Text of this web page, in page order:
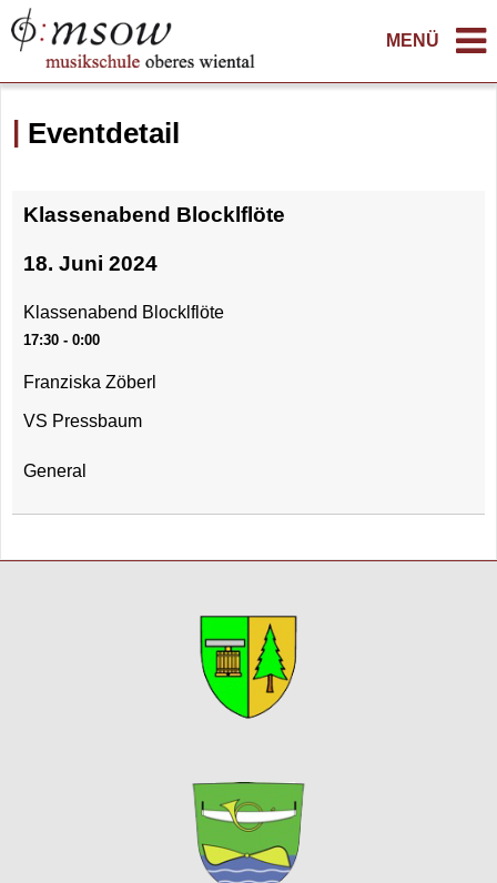
MENÜ
Eventdetail
Klassenabend Blocklflöte
18. Juni 2024
Klassenabend Blocklflöte
17:30 - 0:00
Franziska Zöberl
VS Pressbaum
General